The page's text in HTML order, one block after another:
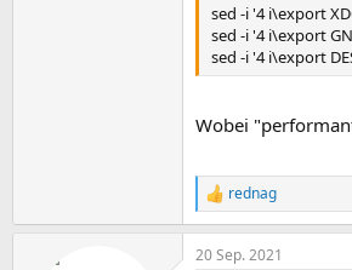
sed -i '4 i\export
sed -i '4 i\export
sed -i '4 i\export
Wobei
R
e
a
k
rednag
20 Sep. 2021